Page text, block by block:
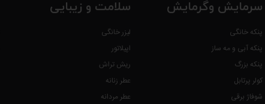
سرمایش وگرمایش
پنکه خانگی
پنکه آبی و مه ساز
پنکه بزرگ
کولر پرتابل
شوفاژ برقی
سلامت و زیبایی
لیزر خانگی
اپیلاتور
ریش تراش
عطر زنانه
عطر مردانه